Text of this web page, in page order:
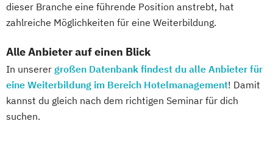
dieser Branche eine führende Position anstrebt, hat
zahlreiche Möglichkeiten für eine Weiterbildung.
Alle Anbieter auf einen Blick
In unserer großen Datenbank findest du alle Anbieter für
eine Weiterbildung im Bereich Hotelmanagement! Damit
kannst du gleich nach dem richtigen Seminar für dich
suchen.